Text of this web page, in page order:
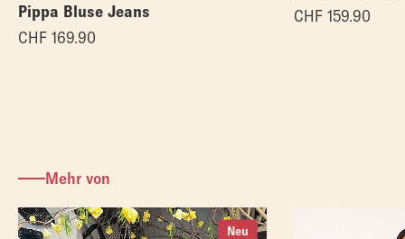
Pippa Bluse Jeans
CHF 169.90
CHF 159.90
Mehr von
Neu